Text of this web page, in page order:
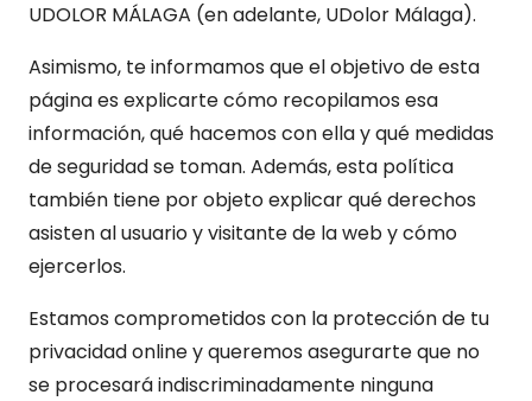
UDOLOR MÁLAGA (en adelante, UDolor Málaga).
Asimismo, te informamos que el objetivo de esta
página es explicarte cómo recopilamos esa
información, qué hacemos con ella y qué medidas
de seguridad se toman. Además, esta política
también tiene por objeto explicar qué derechos
asisten al usuario y visitante de la web y cómo
ejercerlos.
Estamos comprometidos con la protección de tu
privacidad online y queremos asegurarte que no
se procesará indiscriminadamente ninguna